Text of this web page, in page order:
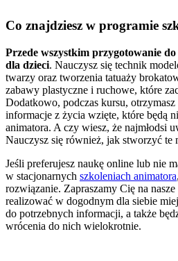
Co znajdziesz w programie
Przede wszystkim przygotowanie
dla dzieci. Nauczysz się technik
twarzy oraz tworzenia tatuaży
zabawy plastyczne i ruchowe, które
Dodatkowo, podczas kursu,
informacje z życia wzięte, które będą
animatora. A czy wiesz, że najmłodsi
Nauczysz się również, jak stworzyć te
Jeśli preferujesz naukę online lub nie
w stacjonarnych szkoleniach animatora
rozwiązanie. Zapraszamy Cię na
realizować w dogodnym dla siebie
do potrzebnych informacji, a także
wrócenia do nich wielokrotnie.